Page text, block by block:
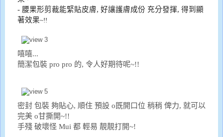
- 腰果形剪裁能緊貼皮膚, 好讓護膚成份 充分發揮, 得到顯
著效果~!!
嘻嘻...
簡潔包裝 pro pro 的, 令人好期待呢~!!
密封 包裝 夠貼心, 順住 預設 o既開口位 稍稍 俾力, 就可以
完美 o甘撕開~!!
手殘 破壞怪 Mui 都 輕易 靚靚打開~!